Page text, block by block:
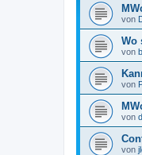
von
Wo
von
von
von
von